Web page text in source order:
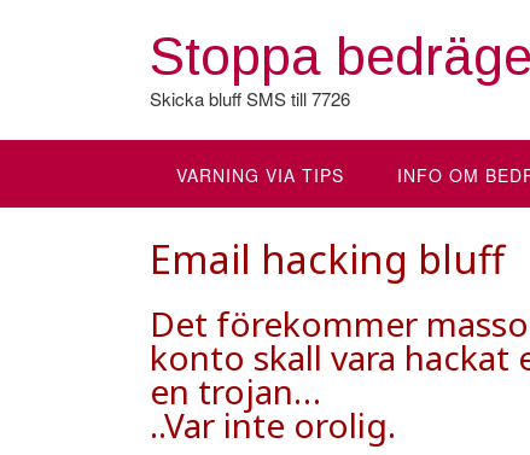
Stoppa
Skicka bluff SMS till 7726
VARNING VIA TIPS INFO OM
Email hacking bluff
Det förekommer
konto skall vara
en trojan…
..Var inte orolig.